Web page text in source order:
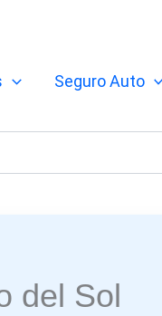
Seguro Auto
del Sol